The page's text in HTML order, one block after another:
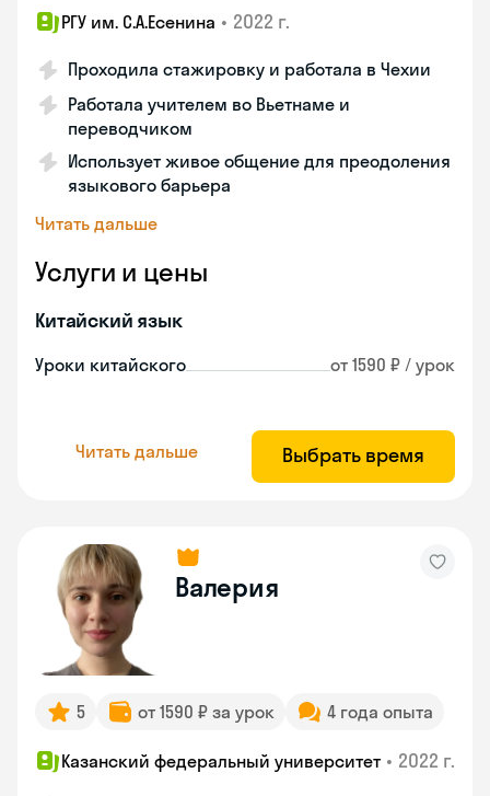
РГУ им. С.А.Есенина • 2022 г.
Проходила стажировку и работала в Чехии
Работала учителем во Вьетнаме и
переводчиком
Использует живое общение для преодоления
языкового барьера
Читать дальше
Услуги и цены
Китайский язык
Уроки китайского от 1590 ₽ / урок
Читать дальше Выбрать время
Валерия
5 от 1590 ₽ за урок 4 года опыта
Казанский федеральный университет • 2022 г.